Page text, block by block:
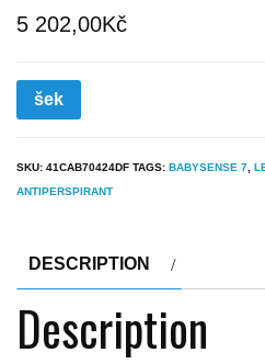
5 202,00Kč
šek
SKU: 41CAB70424DF TAGS: BABYSENSE 7
ANTIPERSPIRANT
DESCRIPTION
Description